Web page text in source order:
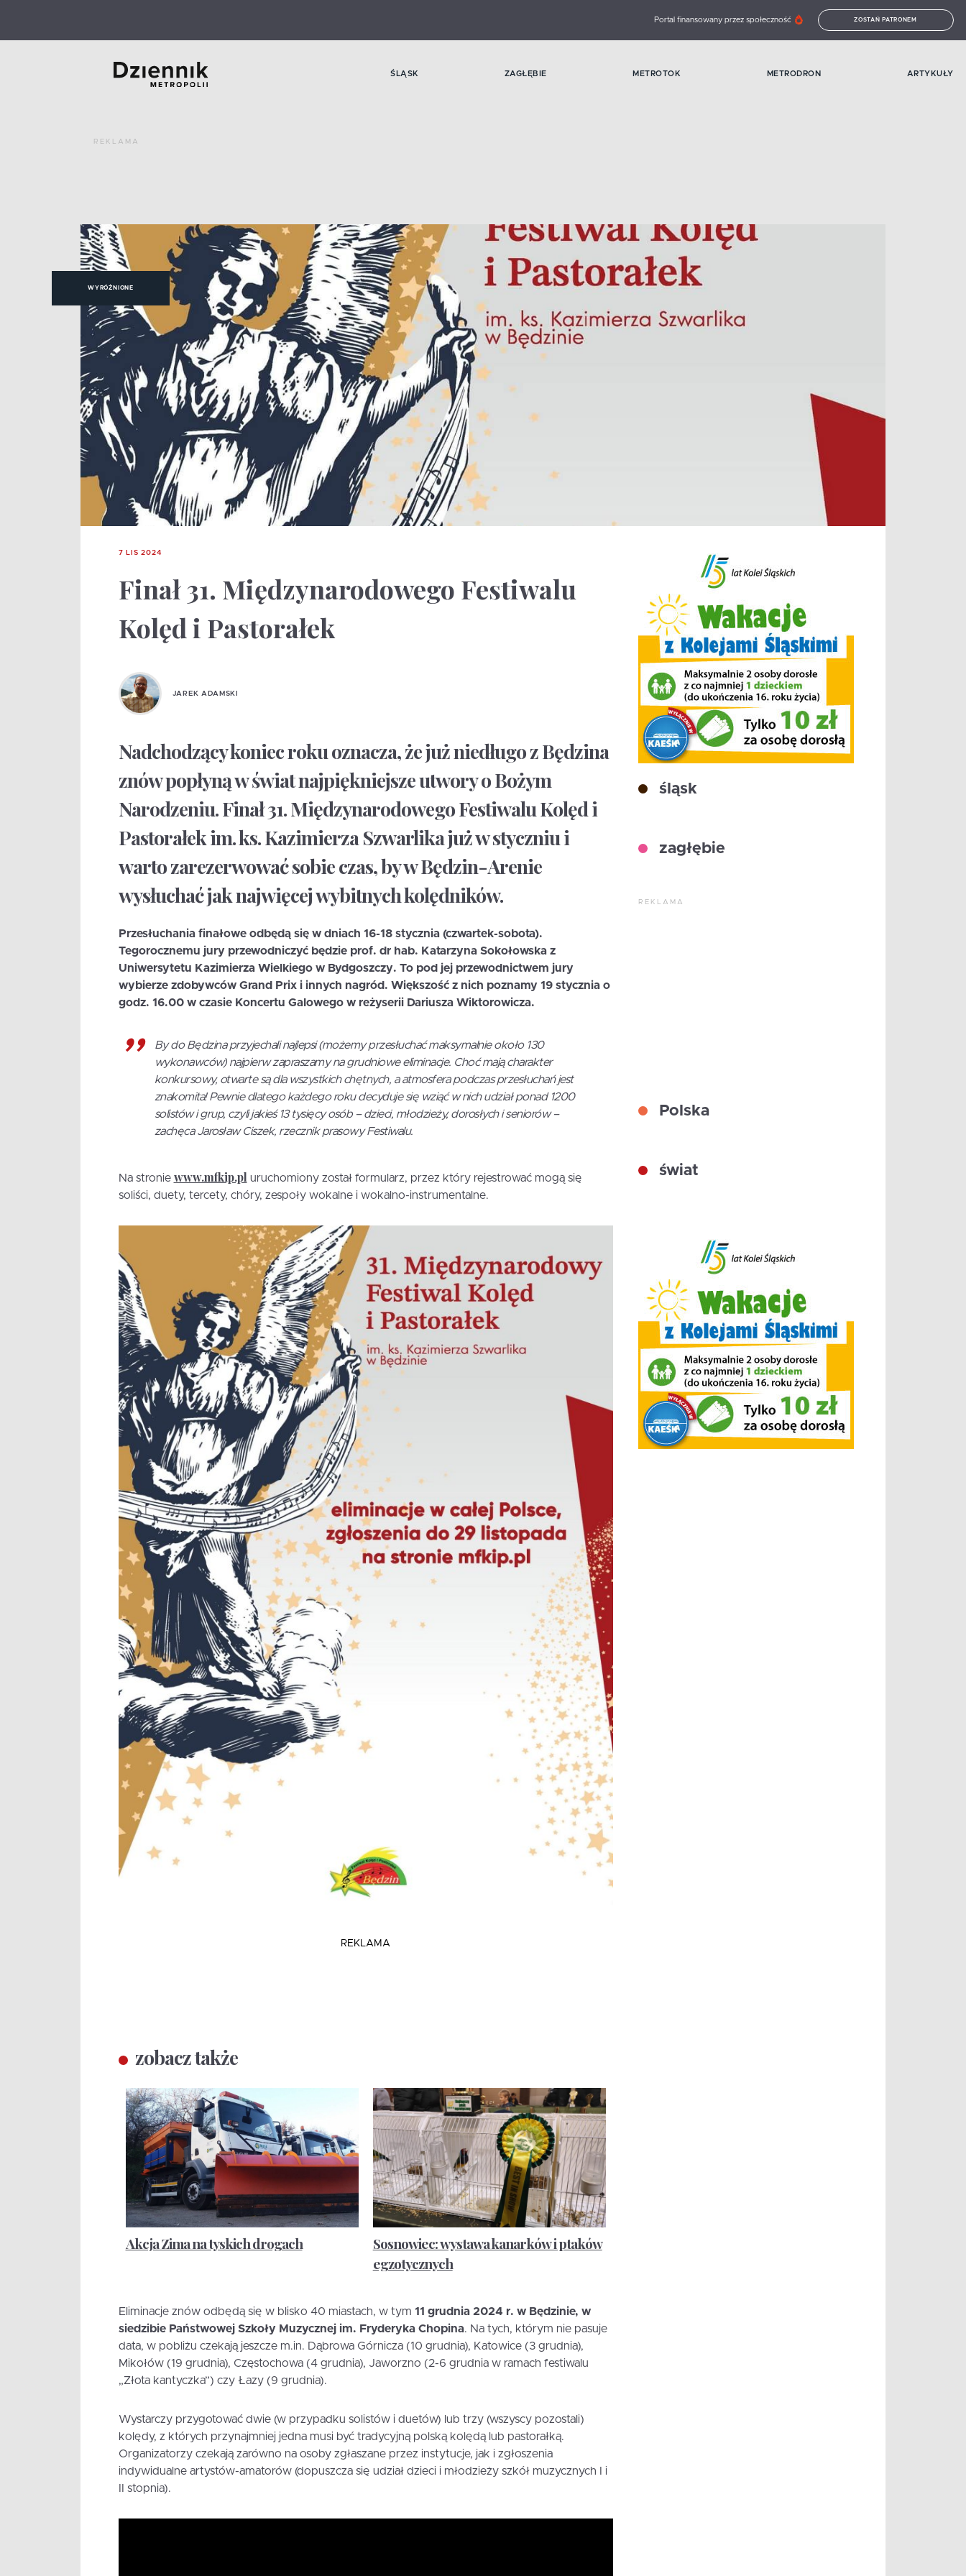
Portal finansowany przez społeczność ZOSTAŃ PATRONEM
ŚLĄSK ZAGŁĘBIE METROTOK METRODRON ARTYKUŁY
REKLAMA
WYRÓŻNIONE
7 LIS 2024
Finał 31. Międzynarodowego Festiwalu
Kolęd i Pastorałek
JAREK ADAMSKI
Nadchodzący koniec roku oznacza, że już niedługo z Będzina
znów popłyną w świat najpiękniejsze utwory o Bożym
Narodzeniu. Finał 31. Międzynarodowego Festiwalu Kolęd i
Pastorałek im. ks. Kazimierza Szwarlika już w styczniu i
warto zarezerwować sobie czas, by w Będzin-Arenie
wysłuchać jak najwięcej wybitnych kolędników.
Przesłuchania finałowe odbędą się w dniach 16-18 stycznia (czwartek-sobota).
Tegorocznemu jury przewodniczyć będzie prof. dr hab. Katarzyna Sokołowska z
Uniwersytetu Kazimierza Wielkiego w Bydgoszczy. To pod jej przewodnictwem jury
wybierze zdobywców Grand Prix i innych nagród. Większość z nich poznamy 19 stycznia o
godz. 16.00 w czasie Koncertu Galowego w reżyserii Dariusza Wiktorowicza.
By do Będzina przyjechali najlepsi (możemy przesłuchać maksymalnie około 130
wykonawców) najpierw zapraszamy na grudniowe eliminacje. Choć mają charakter
konkursowy, otwarte są dla wszystkich chętnych, a atmosfera podczas przesłuchań jest
znakomita! Pewnie dlatego każdego roku decyduje się wziąć w nich udział ponad 1200
solistów i grup, czyli jakieś 13 tysięcy osób – dzieci, młodzieży, dorosłych i seniorów –
zachęca Jarosław Ciszek, rzecznik prasowy Festiwalu.
Na stronie www.mfkip.pluruchomiony został formularz, przez który rejestrować mogą się
soliści, duety, tercety, chóry, zespoły wokalne i wokalno-instrumentalne.
REKLAMA
zobacz także
Akcja Zima na tyskich drogach
Sosnowiec: wystawa kanarków i ptaków
egzotycznych
Eliminacje znów odbędą się w blisko 40 miastach, w tym 11 grudnia 2024 r. w Będzinie, w
siedzibie Państwowej Szkoły Muzycznej im. Fryderyka Chopina. Na tych, którym nie pasuje
data, w pobliżu czekają jeszcze m.in. Dąbrowa Górnicza (10 grudnia), Katowice (3 grudnia),
Mikołów (19 grudnia), Częstochowa (4 grudnia), Jaworzno (2-6 grudnia w ramach festiwalu
„Złota kantyczka”) czy Łazy (9 grudnia).
Wystarczy przygotować dwie (w przypadku solistów i duetów) lub trzy (wszyscy pozostali)
kolędy, z których przynajmniej jedna musi być tradycyjną polską kolędą lub pastorałką.
Organizatorzy czekają zarówno na osoby zgłaszane przez instytucje, jak i zgłoszenia
indywidualne artystów-amatorów (dopuszcza się udział dzieci i młodzieży szkół muzycznych I i
II stopnia).
śląsk
zagłębie
REKLAMA
Polska
świat